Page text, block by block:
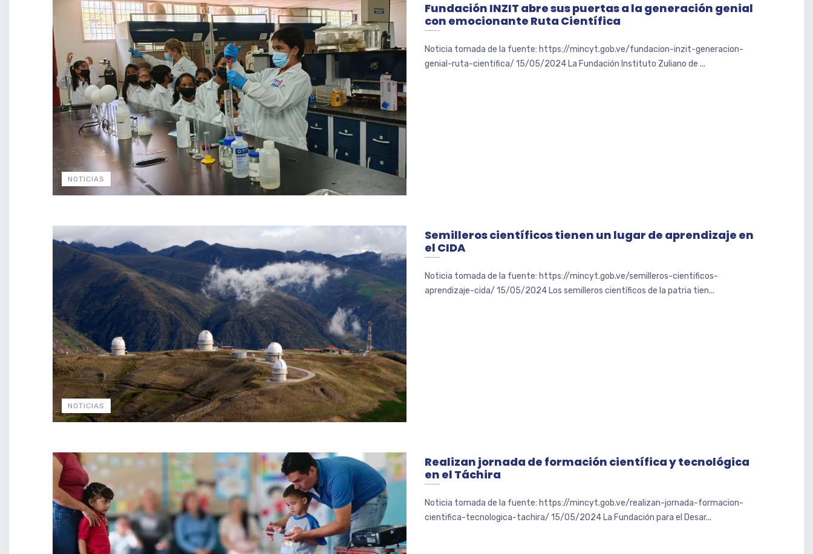
NOTICIAS
Fundación INZIT abre sus puertas a la generación genial
con emocionante Ruta Científica
Noticia tomada de la fuente: https://mincyt.gob.ve/fundacion-inzit-generacion-
genial-ruta-cientifica/ 15/05/2024 La Fundación Instituto Zuliano de ...
NOTICIAS
Semilleros científicos tienen un lugar de aprendizaje en
el CIDA
Noticia tomada de la fuente: https://mincyt.gob.ve/semilleros-cientificos-
aprendizaje-cida/ 15/05/2024 Los semilleros científicos de la patria tien...
Realizan jornada de formación científica y tecnológica
en el Táchira
Noticia tomada de la fuente: https://mincyt.gob.ve/realizan-jornada-formacion-
cientifica-tecnologica-tachira/ 15/05/2024 La Fundación para el Desar...